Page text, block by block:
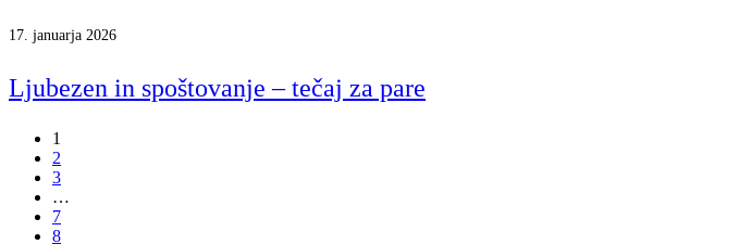
17. januarja 2026
Ljubezen in spoštovanje – tečaj za pare
1
2
3
…
7
8